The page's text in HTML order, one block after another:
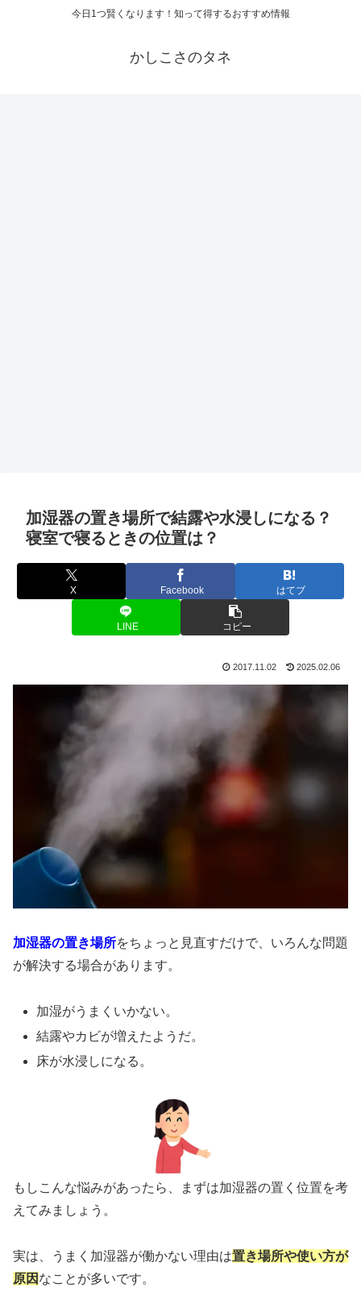
今日1つ賢くなります！知って得するおすすめ情報
かしこさのタネ
加湿器の置き場所で結露や水浸しになる？
寝室で寝るときの位置は？
X Facebook はてブ
LINE コピー
2017.11.02 2025.02.06
加湿器の置き場所をちょっと見直すだけで、いろんな問題
が解決する場合があります。
加湿がうまくいかない。
結露やカビが増えたようだ。
床が水浸しになる。
もしこんな悩みがあったら、まずは加湿器の置く位置を考
えてみましょう。
実は、うまく加湿器が働かない理由は置き場所や使い方が
原因 なことが多いです。